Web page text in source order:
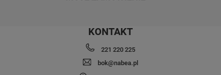
KONTAKT
221 220 225
bok@nabea.pl